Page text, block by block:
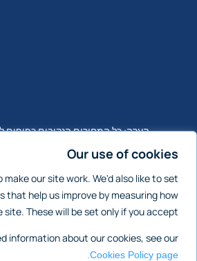
Our use of cookies
make our site work. We'd also like to set
that help us improve by measuring how
site. These will be set only if you accept.
information about our cookies, see our
Cookies Policy page.
הערה: כל המחירים הנקובים כפופים
מכירת נכסים מסחריים בינלאומיים: